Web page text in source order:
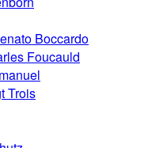
Boccardo
Foucauld
Trois